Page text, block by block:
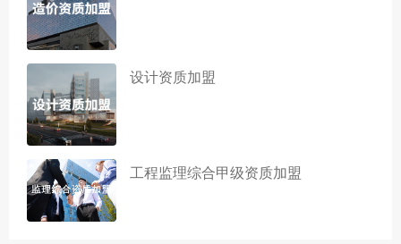
设计资质加盟
工程监理综合甲级资质加盟